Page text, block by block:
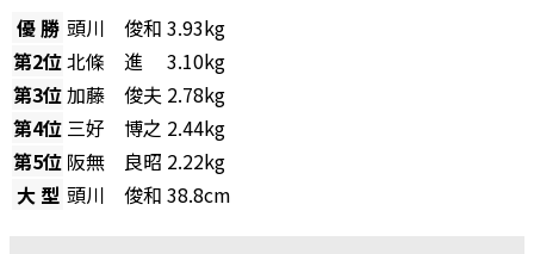
優 勝 頭川 俊和 3.93kg
第2位北條 進
3.10kg
第3位加藤 俊夫 2.78kg
第4位 三好 博之 2.44kg
第5位 阪無 良昭 2.22kg
大 型 頭川 俊和 38.8cm